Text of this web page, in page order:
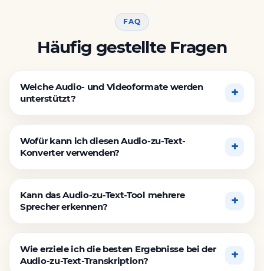
FAQ
Häufig gestellte Fragen
Welche Audio- und Videoformate werden
unterstützt?
Wofür kann ich diesen Audio-zu-Text-
Konverter verwenden?
Kann das Audio-zu-Text-Tool mehrere
Sprecher erkennen?
Wie erziele ich die besten Ergebnisse bei der
Audio-zu-Text-Transkription?